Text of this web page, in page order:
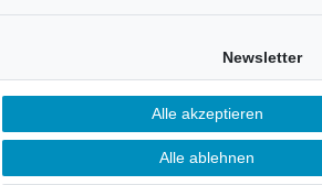
Newsletter
Sie möchten über neu
Lagerware oder
allgemein informiert
Dann melden Sie sich
Alle akzeptieren
Alle ablehnen